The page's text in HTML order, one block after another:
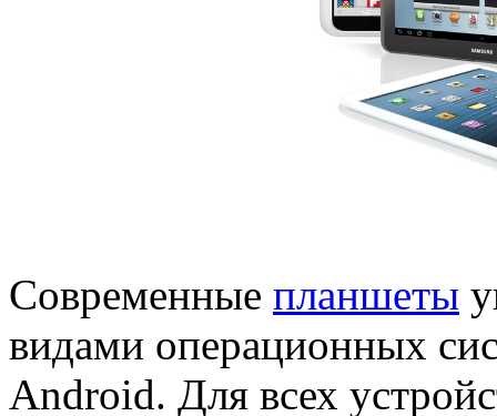
Современные планшеты
видами операционных
Android. Для всех